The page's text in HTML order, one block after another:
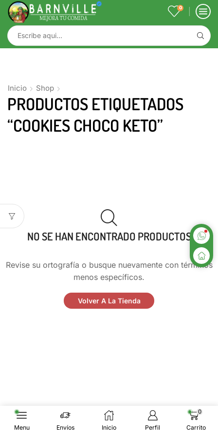
0
Inicio Shop
PRODUCTOS ETIQUETADOS
“COOKIES CHOCO KETO”
NO SE HAN ENCONTRADO PRODUCTOS
Revise su ortografía o busque nuevamente con términos
menos específicos.
Volver A La Tienda
Menu Envíos Inicio Perfil
0
Carrito